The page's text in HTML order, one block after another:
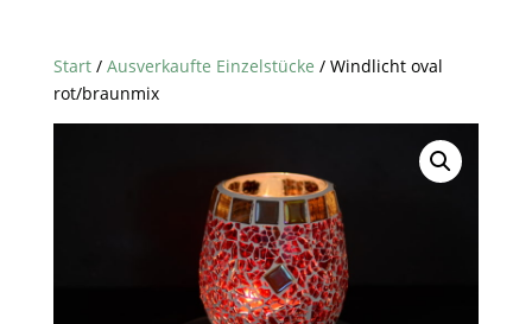
Start/ Ausverkaufte Einzelstücke / Windlicht oval
rot/braunmix